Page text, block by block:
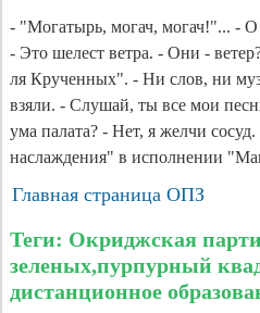
- "Могатырь, могач, могач!"... -
- Это шелест ветра. - Они -
ля Крученных". - Ни слов, ни
взяли. - Слушай, ты все мои
ума палата? - Нет, я желчи
наслаждения" в исполнении
Главная страница ОПЗ
Теги: Окриджская
зеленых,пурпурный
дистанционное